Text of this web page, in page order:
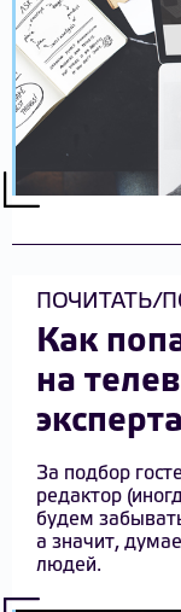
ПОЧИТАТЬ/
Как
на
эксперта
За подбор
редактор
будем
а значит,
людей.